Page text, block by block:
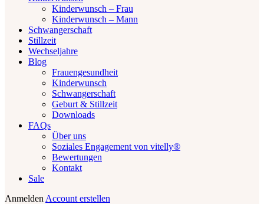
Kinderwunsch – Frau
Kinderwunsch – Mann
Schwangerschaft
Stillzeit
Wechseljahre
Blog
Frauengesundheit
Kinderwunsch
Schwangerschaft
Geburt & Stillzeit
Downloads
FAQs
Über uns
Soziales Engagement von vitelly®
Bewertungen
Kontakt
Sale
Anmelden Account erstellen